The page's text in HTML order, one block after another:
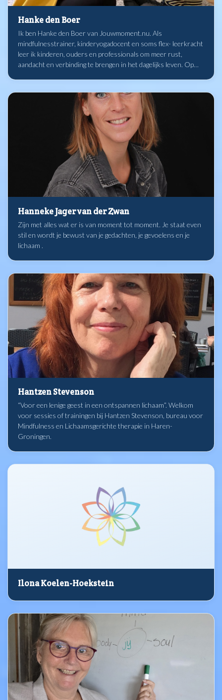
Hanke den Boer
Ik ben Hanke den Boer van Jouwmoment.nu. Als
mindfulnesstrainer, kinderyogadocent en soms flex- leerkracht
leer ik kinderen, ouders en professionals om meer rust,
aandacht en verbinding te brengen in het dagelijks leven. Op
Hanneke Jager van der Zwan
Zijn met alles wat er is van moment tot moment. Je staat even
stil en wordt je bewust van je gedachten, je gevoelens en je
lichaam .
Hantzen Stevenson
“Voor een lenige geest in een ontspannen lichaam”. Welkom
voor sessies of trainingen bij Hantzen Stevenson, bureau voor
Mindfulness en Lichaamsgerichte therapie in Haren-
Groningen.
Ilona Koelen-Hoekstein